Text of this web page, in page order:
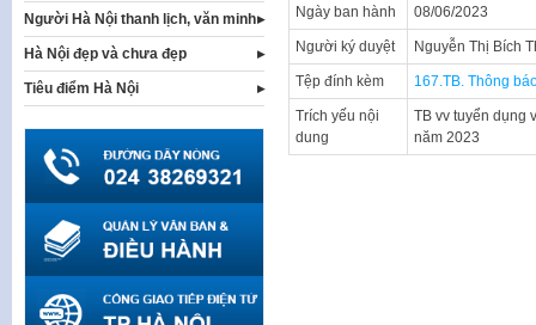
Ngày ban hành 08/06/2023
Người ký duyệt Nguyễn Thị Bích
Tệp đính kèm 167.TB. Thông
Trích yếu nội
dung
TB vv tuyển dụng
năm 2023
Người Hà Nội thanh lịch, văn minh
Hà Nội đẹp và chưa đẹp
Tiêu điểm Hà Nội